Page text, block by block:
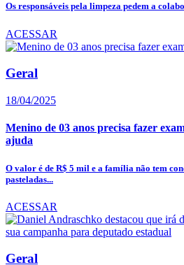
Os responsáveis pela limpeza pedem a
ACESSAR
Geral
18/04/2025
Menino de 03 anos precisa fazer
ajuda
O valor é de R$ 5 mil e a família não tem
pasteladas...
ACESSAR
Geral